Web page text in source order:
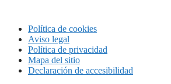
Política de cookies
Aviso legal
Política de privacidad
Mapa del sitio
Declaración de accesibilidad